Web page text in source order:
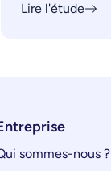
Lire l'étude
sommes-nous ?